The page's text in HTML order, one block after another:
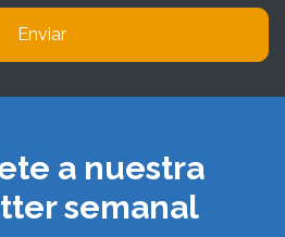
Enviar
a nuestra
semanal